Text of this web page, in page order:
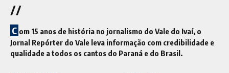
//
C om 15 anos de história no jornalismo do Vale do Ivaí, o
Jornal Repórter do Vale leva informação com credibilidade e
qualidade a todos os cantos do Paraná e do Brasil.